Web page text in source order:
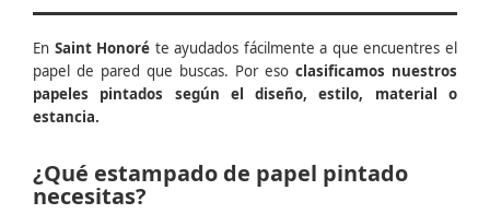
En Saint Honoré te ayudados fácilmente a que encuentres el
papel de pared que buscas. Por eso clasificamos nuestros
papeles pintados según el diseño, estilo, material o
estancia.
¿Qué estampado de papel pintado
necesitas?